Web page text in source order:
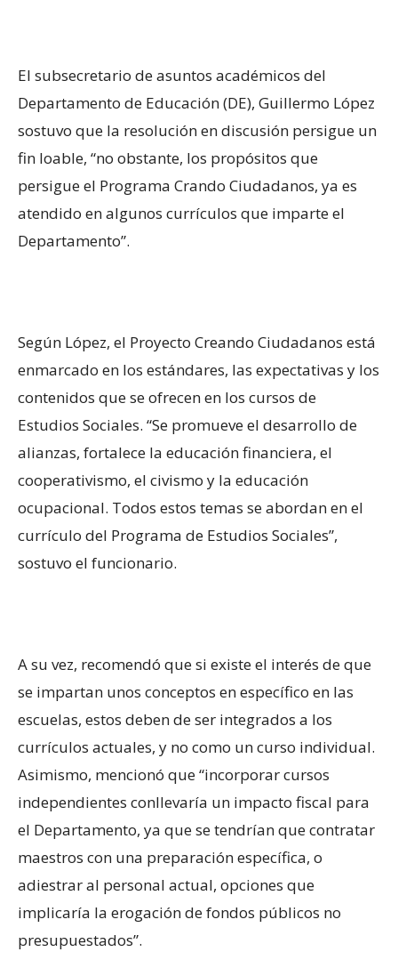
El subsecretario de asuntos académicos del
Departamento de Educación (DE), Guillermo López
sostuvo que la resolución en discusión persigue un
fin loable, “no obstante, los propósitos que
persigue el Programa Crando Ciudadanos, ya es
atendido en algunos currículos que imparte el
Departamento”.
Según López, el Proyecto Creando Ciudadanos está
enmarcado en los estándares, las expectativas y los
contenidos que se ofrecen en los cursos de
Estudios Sociales. “Se promueve el desarrollo de
alianzas, fortalece la educación financiera, el
cooperativismo, el civismo y la educación
ocupacional. Todos estos temas se abordan en el
currículo del Programa de Estudios Sociales”,
sostuvo el funcionario.
A su vez, recomendó que si existe el interés de que
se impartan unos conceptos en específico en las
escuelas, estos deben de ser integrados a los
currículos actuales, y no como un curso individual.
Asimismo, mencionó que “incorporar cursos
independientes conllevaría un impacto fiscal para
el Departamento, ya que se tendrían que contratar
maestros con una preparación específica, o
adiestrar al personal actual, opciones que
implicaría la erogación de fondos públicos no
presupuestados”.